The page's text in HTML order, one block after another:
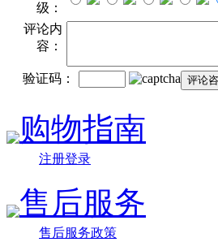
级：
评论内
容：
验证码：
购物指南
注册登录
售后服务
售后服务政策